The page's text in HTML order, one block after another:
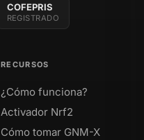
COFEPRIS
REGISTRADO
RECURSOS
¿Cómo funciona?
Activador Nrf2
Cómo tomar GNM-X